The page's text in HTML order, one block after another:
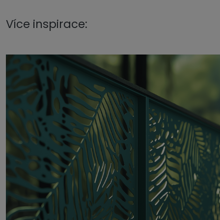
Více inspirace: